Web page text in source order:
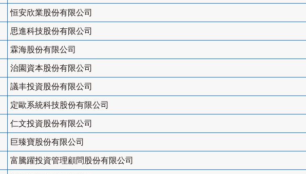
恒安欣業股份有限公司
思進科技股份有限公司
霖海股份有限公司
治園資本股份有限公司
議丰投資股份有限公司
定歐系統科技股份有限公司
仁文投資股份有限公司
巨臻寶股份有限公司
富騰躍投資管理顧問股份有限公司